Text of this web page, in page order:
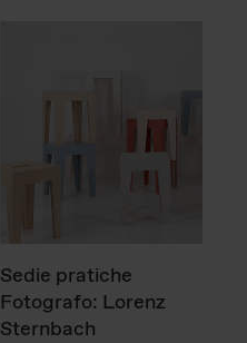
Sedie pratiche
Fotografo: Lorenz
Sternbach